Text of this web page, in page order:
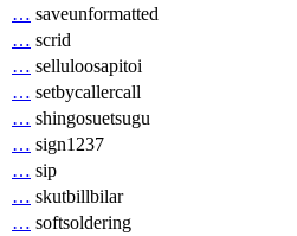
… saveunformatted
… scrid
… selluloosapitoi
… setbycallercall
… shingosuetsugu
… sign1237
… sip
… skutbillbilar
… softsoldering